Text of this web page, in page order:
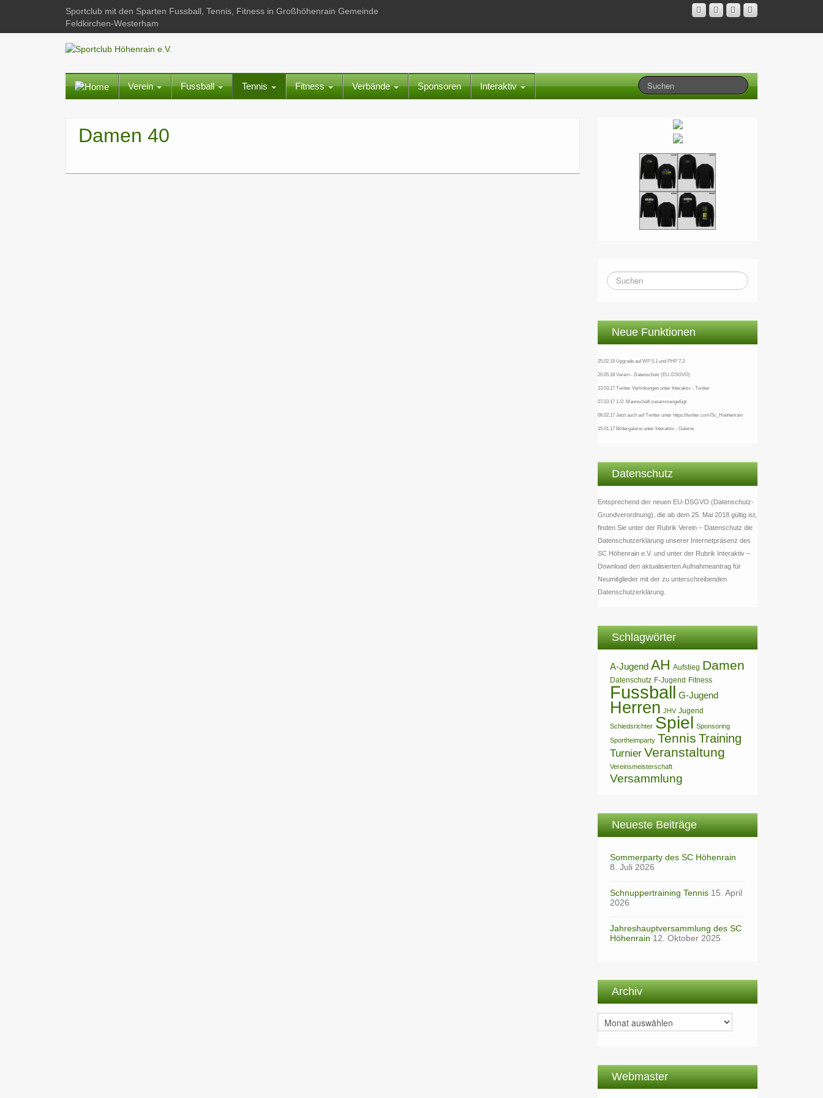
Sportclub mit den Sparten Fussball, Tennis, Fitness in Großhöhenrain Gemeinde
Feldkirchen-Westerham
Verein Fussball Tennis Fitness Verbände Sponsoren Interaktiv
Damen 40
Neue Funktionen
25.02.19 Upgrade auf WP 5.1 und PHP 7.3
20.05.18 Verein - Datenschutz (EU-DSGVO)
13.03.17 Twitter Verlinkungen unter Interaktiv - Twitter
07.03.17 1./2. Mannschaft zusammengefügt
06.02.17 Jetzt auch auf Twitter unter https://twitter.com/Sc_Hoehenrain
15.01.17 Bildergalerie unter Interaktiv - Galerie
Datenschutz
Entsprechend der neuen EU-DSGVO (Datenschutz-
Grundverordnung), die ab dem 25. Mai 2018 gültig ist,
finden Sie unter der Rubrik Verein – Datenschutz die
Datenschutzerklärung unserer Internetpräsenz des
SC Höhenrain e.V. und unter der Rubrik Interaktiv –
Download den aktualisierten Aufnahmeantrag für
Neumitglieder mit der zu unterschreibenden
Datenschutzerklärung.
Schlagwörter
A-Jugend AH Aufstieg Damen
Datenschutz F-Jugend Fitness
Fussball G-Jugend
Herren JHV Jugend
Schiedsrichter Spiel Sponsoring
Sportheimparty Tennis Training
Turnier Veranstaltung
Vereinsmeisterschaft
Versammlung
Neueste Beiträge
Sommerparty des SC Höhenrain
8. Juli 2026
Schnuppertraining Tennis 15. April
2026
Jahreshauptversammlung des SC
Höhenrain 12. Oktober 2025
Archiv
Archiv
Webmaster